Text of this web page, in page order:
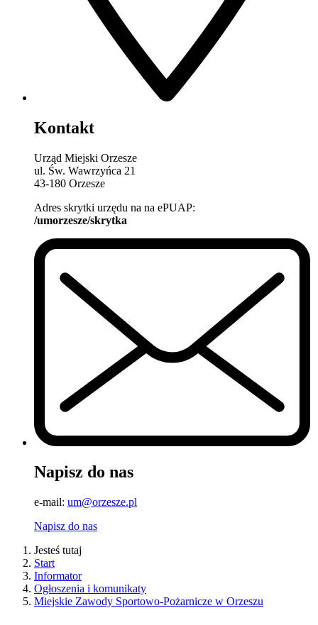
Kontakt
Urząd Miejski Orzesze
ul. Św. Wawrzyńca 21
43-180 Orzesze
Adres skrytki urzędu na na ePUAP:
/umorzesze/skrytka
Napisz do nas
e-mail: um@orzesze.pl
Napisz do nas
Jesteś tutaj
Start
Informator
Ogłoszenia i komunikaty
Miejskie Zawody Sportowo-Pożarnicze w Orzeszu